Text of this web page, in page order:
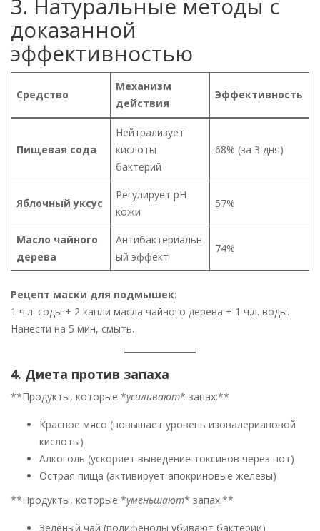
3. Натуральные методы с
доказанной
эффективностью
Средство
Механизм
действия
Эффективность
Пищевая сода
Нейтрализует
кислоты
бактерий
68% (за 3 дня)
Яблочный уксус
Регулирует pH
кожи
57%
Масло чайного
дерева
Антибактериальн
ый эффект
74%
Рецепт маски для подмышек:
1 ч.л. соды + 2 капли масла чайного дерева + 1 ч.л. воды.
Нанести на 5 мин, смыть.
4. Диета против запаха
**Продукты, которые *усиливают* запах:**
Красное мясо (повышает уровень изовалериановой
кислоты)
Алкоголь (ускоряет выведение токсинов через пот)
Острая пища (активирует апокриновые железы)
**Продукты, которые *уменьшают* запах:**
Зелёный чай (полифенолы убивают бактерии)